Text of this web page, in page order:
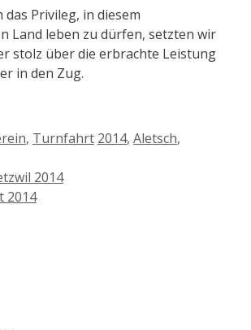
das Privileg, in diesem
Land leben zu dürfen, setzten wir
stolz über die erbrachte Leistung
in den Zug.
, Turnfahrt Schlagwörter
2014, Aletsch,
2014
2014